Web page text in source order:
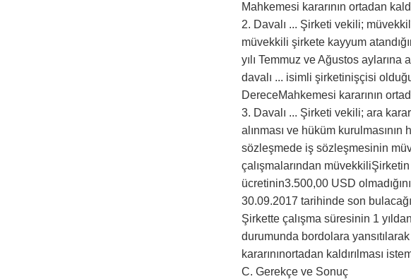
Mahkemesi kararının ortadan
2. Davalı ... Şirketi vekili;
müvekkili şirkete kayyum
yılı Temmuz ve Ağustos aylarına
davalı ... isimli şirketinişçisi
DereceMahkemesi kararının
3. Davalı ... Şirketi vekili; ara
alınması ve hüküm kurulmasının
sözleşmede iş sözleşmesinin
çalışmalarından müvekkiliŞirketin
ücretinin3.500,00 USD
30.09.2017 tarihinde son
Şirkette çalışma süresinin 1
durumunda bordolara
kararınınortadan kaldırılması
C. Gerekçe ve Sonuç